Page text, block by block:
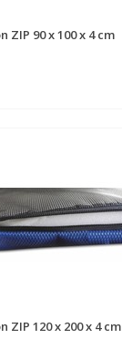
90 x 100 x 4 cm
120 x 200 x 4 cm